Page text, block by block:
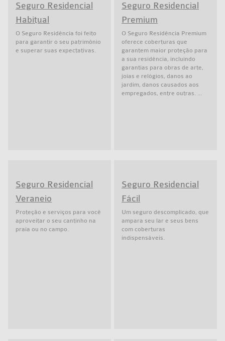
Seguro Residencial
Habitual
O Seguro Residência foi feito
para garantir o seu patrimônio
e superar suas expectativas.
Seguro Residencial
Premium
O Seguro Residência Premium
oferece coberturas que
garantem maior proteção para
a sua residência, incluindo
garantias para obras de arte,
joias e relógios, danos ao
jardim, danos causados aos
empregados, entre outras. ...
Seguro Residencial
Veraneio
Proteção e serviços para você
aproveitar o seu cantinho na
praia ou no campo.
Seguro Residencial
Fácil
Um seguro descomplicado, que
ampara seu lar e seus bens
com coberturas
indispensáveis.